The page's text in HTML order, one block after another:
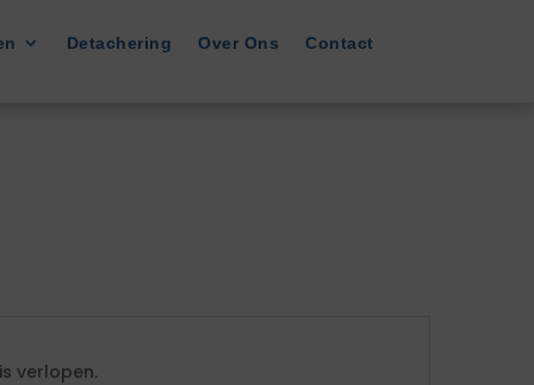
Detachering Over Ons Contact
verlopen.